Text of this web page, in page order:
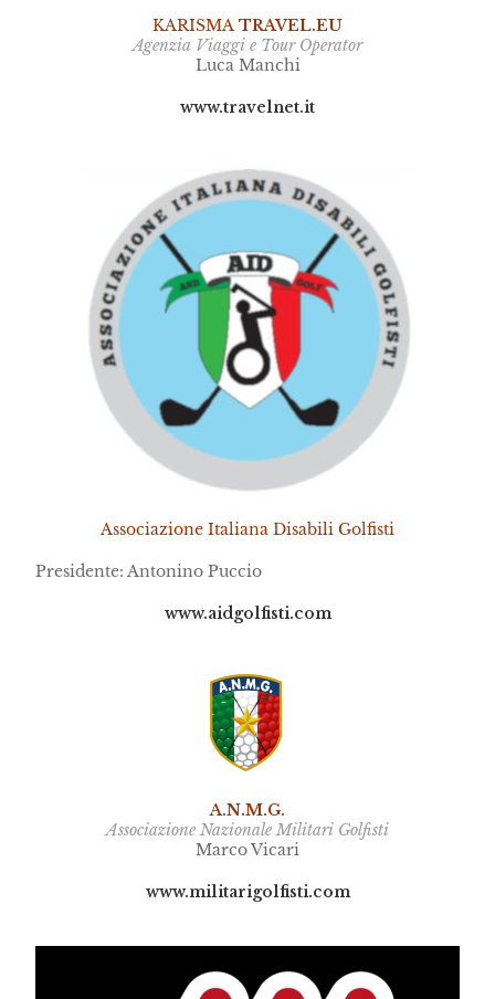
KARISMA TRAVEL.EU
Agenzia Viaggi e Tour Operator
Luca Manchi
www.travelnet.it
Associazione Italiana Disabili Golfisti
Presidente: Antonino Puccio
www.aidgolfisti.com
A.N.M.G.
Associazione Nazionale Militari Golfisti
Marco Vicari
www.militarigolfisti.com